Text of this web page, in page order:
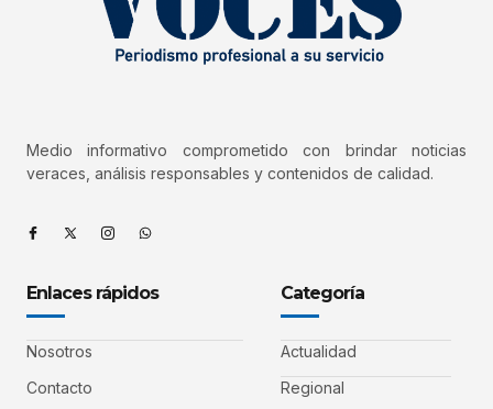
Medio informativo comprometido con brindar noticias
veraces, análisis responsables y contenidos de calidad.
Enlaces rápidos
Nosotros
Contacto
Categoría
Actualidad
Regional